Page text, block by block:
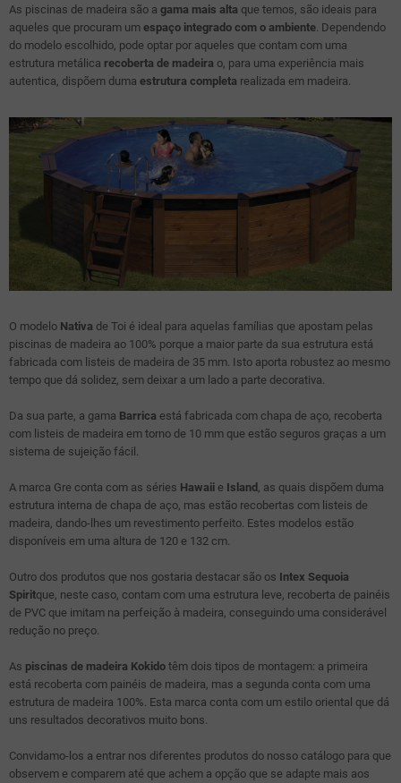
As piscinas de madeira são a gama mais alta que temos, são ideais para
aqueles que procuram um espaço integrado com o ambiente . Dependendo
do modelo escolhido, pode optar por aqueles que contam com uma
estrutura metálica recoberta de madeira o, para uma experiência mais
autentica, dispõem duma estrutura completa realizada em madeira.
O modelo Nativa de Toi é ideal para aquelas famílias que apostam pelas
piscinas de madeira ao 100% porque a maior parte da sua estrutura está
fabricada com listeis de madeira de 35 mm. Isto aporta robustez ao mesmo
tempo que dá solidez, sem deixar a um lado a parte decorativa.
Da sua parte, a gama Barrica está fabricada com chapa de aço, recoberta
com listeis de madeira em torno de 10 mm que estão seguros graças a um
sistema de sujeição fácil.
A marca Gre conta com as séries Hawaii e Island , as quais dispõem duma
estrutura interna de chapa de aço, mas estão recobertas com listeis de
madeira, dando-lhes um revestimento perfeito. Estes modelos estão
disponíveis em uma altura de 120 e 132 cm.
Outro dos produtos que nos gostaria destacar são os Intex Sequoia
Spiritque, neste caso, contam com uma estrutura leve, recoberta de painéis
de PVC que imitam na perfeição à madeira, conseguindo uma considerável
redução no preço.
As piscinas de madeira Kokido têm dois tipos de montagem: a primeira
está recoberta com painéis de madeira, mas a segunda conta com uma
estrutura de madeira 100%. Esta marca conta com um estilo oriental que dá
uns resultados decorativos muito bons.
Convidamo-los a entrar nos diferentes produtos do nosso catálogo para que
observem e comparem até que achem a opção que se adapte mais aos